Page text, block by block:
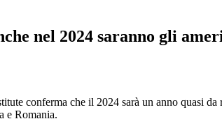
nel 2024 saranno gli
conferma che il 2024 sarà un anno quasi
e Romania.